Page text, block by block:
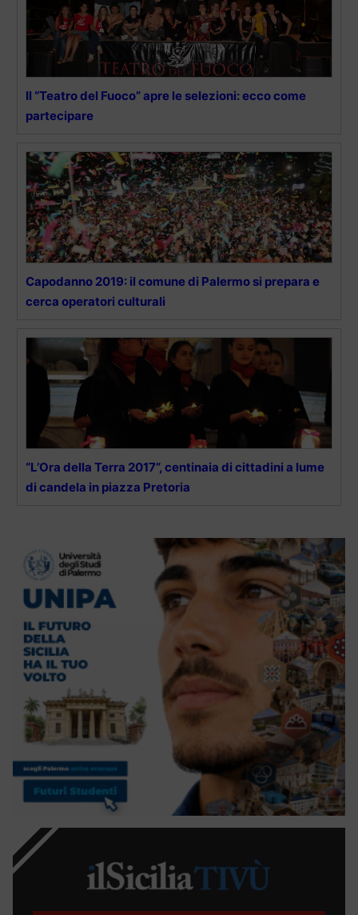
Il “Teatro del Fuoco” apre le selezioni: ecco come
partecipare
Capodanno 2019: il comune di Palermo si prepara e
cerca operatori culturali
“L’Ora della Terra 2017”, centinaia di cittadini a lume
di candela in piazza Pretoria